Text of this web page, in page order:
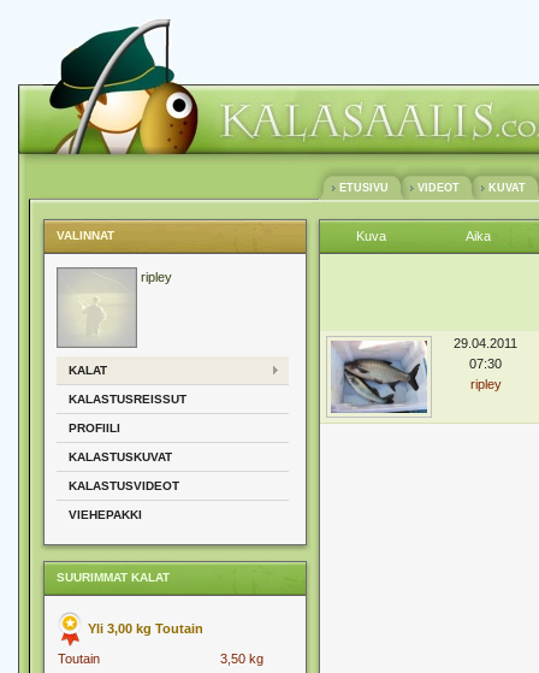
ETUSIVU VIDEOT KUVAT
VALINNAT
ripley
KALAT
KALASTUSREISSUT
PROFIILI
KALASTUSKUVAT
KALASTUSVIDEOT
VIEHEPAKKI
SUURIMMAT KALAT
Yli 3,00 kg Toutain
Toutain 3,50 kg
Kuva Aika
29.04.2011
07:30
ripley